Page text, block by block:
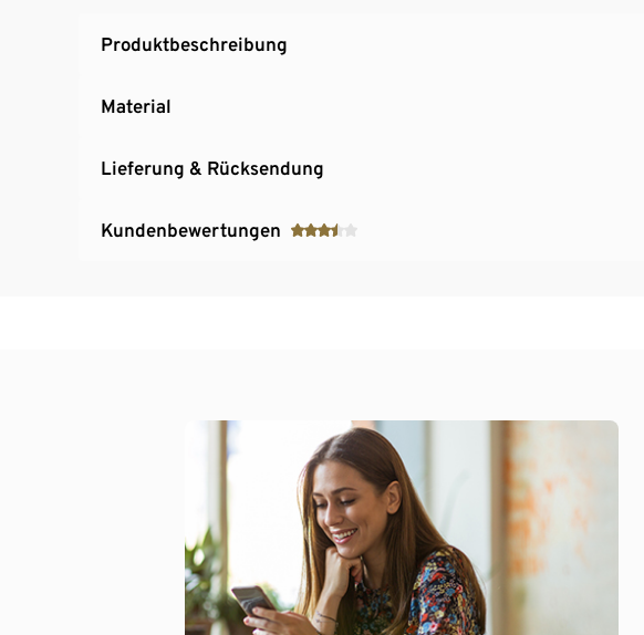
Produktbeschreibung
Material
Lieferung & Rücksendung
Kundenbewertungen